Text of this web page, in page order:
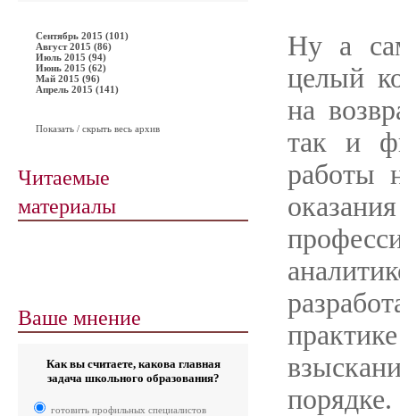
Сентябрь 2015 (101)
Август 2015 (86)
Июль 2015 (94)
Июнь 2015 (62)
Май 2015 (96)
Апрель 2015 (141)
Показать / скрыть весь архив
Читаемые
материалы
Ваше мнение
Как вы считаете, какова главная
задача школьного образования?
готовить профильных специалистов
Ну а
целый
на
так и
работы
порядке.